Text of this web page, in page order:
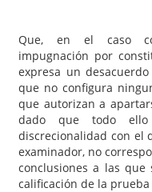
Que, en el caso
impugnación por
expresa un
que no configura
que autorizan a
dado que todo
discrecionalidad con el
examinador, no
conclusiones a las
calificación de la